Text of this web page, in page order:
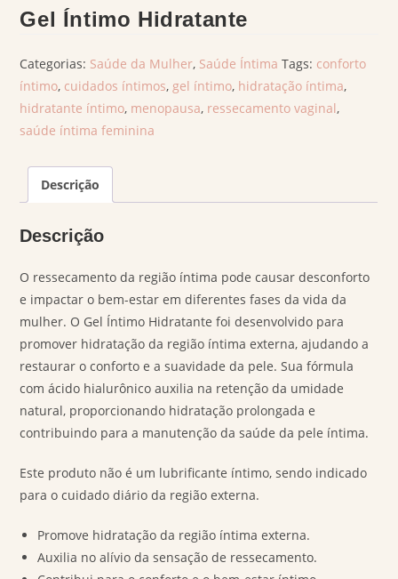
Gel Íntimo Hidratante
Categorias: Saúde da Mulher, Saúde Íntima Tags: conforto
íntimo, cuidados íntimos,gel íntimo, hidratação íntima,
hidratante íntimo, menopausa, ressecamento vaginal,
saúde íntima feminina
Descrição
Descrição
O ressecamento da região íntima pode causar desconforto
e impactar o bem-estar em diferentes fases da vida da
mulher. O Gel Íntimo Hidratante foi desenvolvido para
promover hidratação da região íntima externa, ajudando a
restaurar o conforto e a suavidade da pele. Sua fórmula
com ácido hialurônico auxilia na retenção da umidade
natural, proporcionando hidratação prolongada e
contribuindo para a manutenção da saúde da pele íntima.
Este produto não é um lubrificante íntimo, sendo indicado
para o cuidado diário da região externa.
Promove hidratação da região íntima externa.
Auxilia no alívio da sensação de ressecamento.